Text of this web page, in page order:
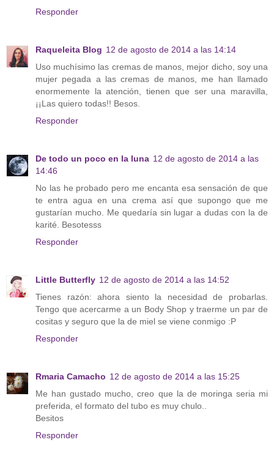
Responder
Raqueleita Blog 12 de agosto de 2014 a las 14:14
Uso muchísimo las cremas de manos, mejor dicho, soy una
mujer pegada a las cremas de manos, me han llamado
enormemente la atención, tienen que ser una maravilla,
¡¡Las quiero todas!! Besos.
Responder
De todo un poco en la luna 12 de agosto de 2014 a las
14:46
No las he probado pero me encanta esa sensación de que
te entra agua en una crema así que supongo que me
gustarían mucho. Me quedaría sin lugar a dudas con la de
karité. Besotesss
Responder
Little Butterfly 12 de agosto de 2014 a las 14:52
Tienes razón: ahora siento la necesidad de probarlas.
Tengo que acercarme a un Body Shop y traerme un par de
cositas y seguro que la de miel se viene conmigo :P
Responder
Rmaria Camacho 12 de agosto de 2014 a las 15:25
Me han gustado mucho, creo que la de moringa seria mi
preferida, el formato del tubo es muy chulo..
Besitos
Responder